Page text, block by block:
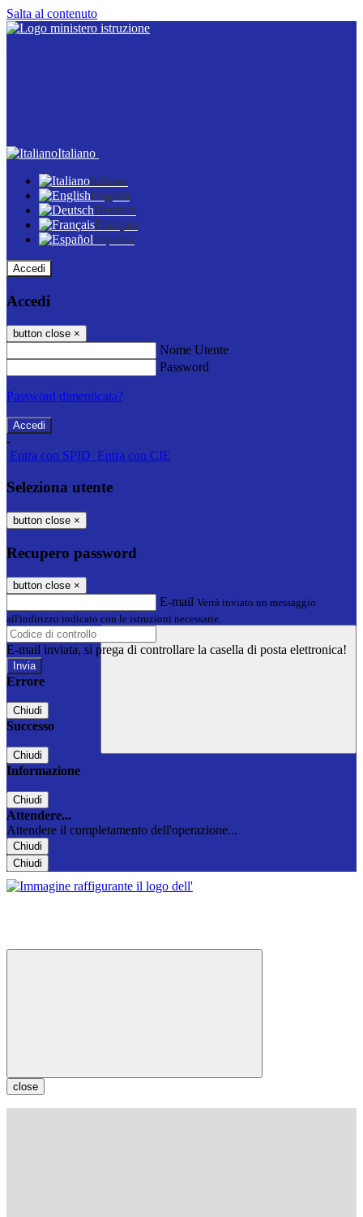
Salta al contenuto
Italiano
Italiano
English
Deutsch
Français
Español
Accedi
Accedi
button close ×
Nome Utente
Password
Password dimenticata?
-
Entra con SPID Entra con CIE
Seleziona utente
button close ×
Recupero password
button close ×
E-mail Verrà inviato un messaggio
all'indirizzo indicato con le istruzioni necessarie.
E-mail inviata, si prega di controllare la casella di posta elettronica!
Errore
Chiudi
Successo
Chiudi
Informazione
Chiudi
Attendere...
Attendere il completamento dell'operazione...
Chiudi
Chiudi
close